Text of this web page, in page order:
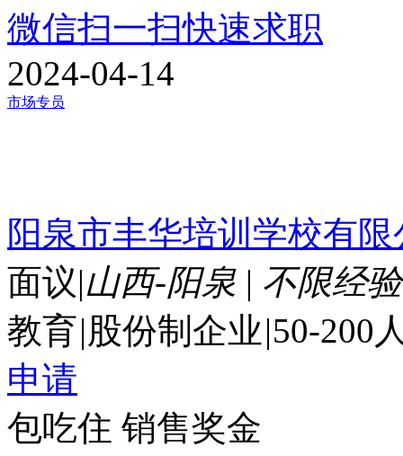
微信扫一扫快速求职
2024-04-14
市场专员
阳泉市丰华培训学校有限
面议|山西-阳泉 | 不限经验
教育|股份制企业|50-200
申请
包吃住 销售奖金